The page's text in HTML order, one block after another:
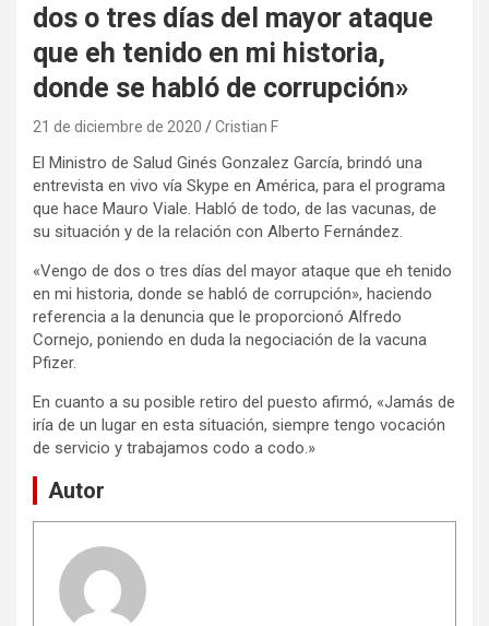
dos o tres días del mayor ataque
que eh tenido en mi historia,
donde se habló de corrupción»
21 de diciembre de 2020 Cristian F
El Ministro de Salud Ginés Gonzalez García, brindó una
entrevista en vivo vía Skype en América, para el programa
que hace Mauro Viale. Habló de todo, de las vacunas, de
su situación y de la relación con Alberto Fernández.
«Vengo de dos o tres días del mayor ataque que eh tenido
en mi historia, donde se habló de corrupción», haciendo
referencia a la denuncia que le proporcionó Alfredo
Cornejo, poniendo en duda la negociación de la vacuna
Pfizer.
En cuanto a su posible retiro del puesto afirmó, «Jamás de
iría de un lugar en esta situación, siempre tengo vocación
de servicio y trabajamos codo a codo.»
Autor